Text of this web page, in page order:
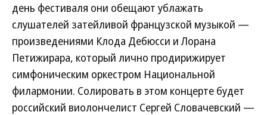
день фестиваля они обещают ублажать
слушателей затейливой французской музыкой —
произведениями Клода Дебюсси и Лорана
Петижирара, который лично продирижирует
симфоническим оркестром Национальной
филармонии. Солировать в этом концерте будет
российский виолончелист Сергей Словачевский —